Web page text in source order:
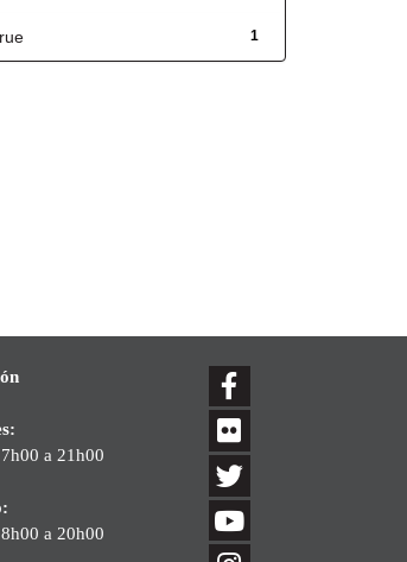
1
a 21h00
a 20h00